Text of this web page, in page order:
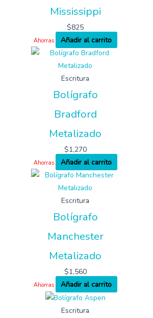
Mississippi
$825
Ahorras Añadir al carrito
Escritura
Bolígrafo
Bradford
Metalizado
$1,270
Ahorras Añadir al carrito
Escritura
Bolígrafo
Manchester
Metalizado
$1,560
Ahorras Añadir al carrito
Escritura